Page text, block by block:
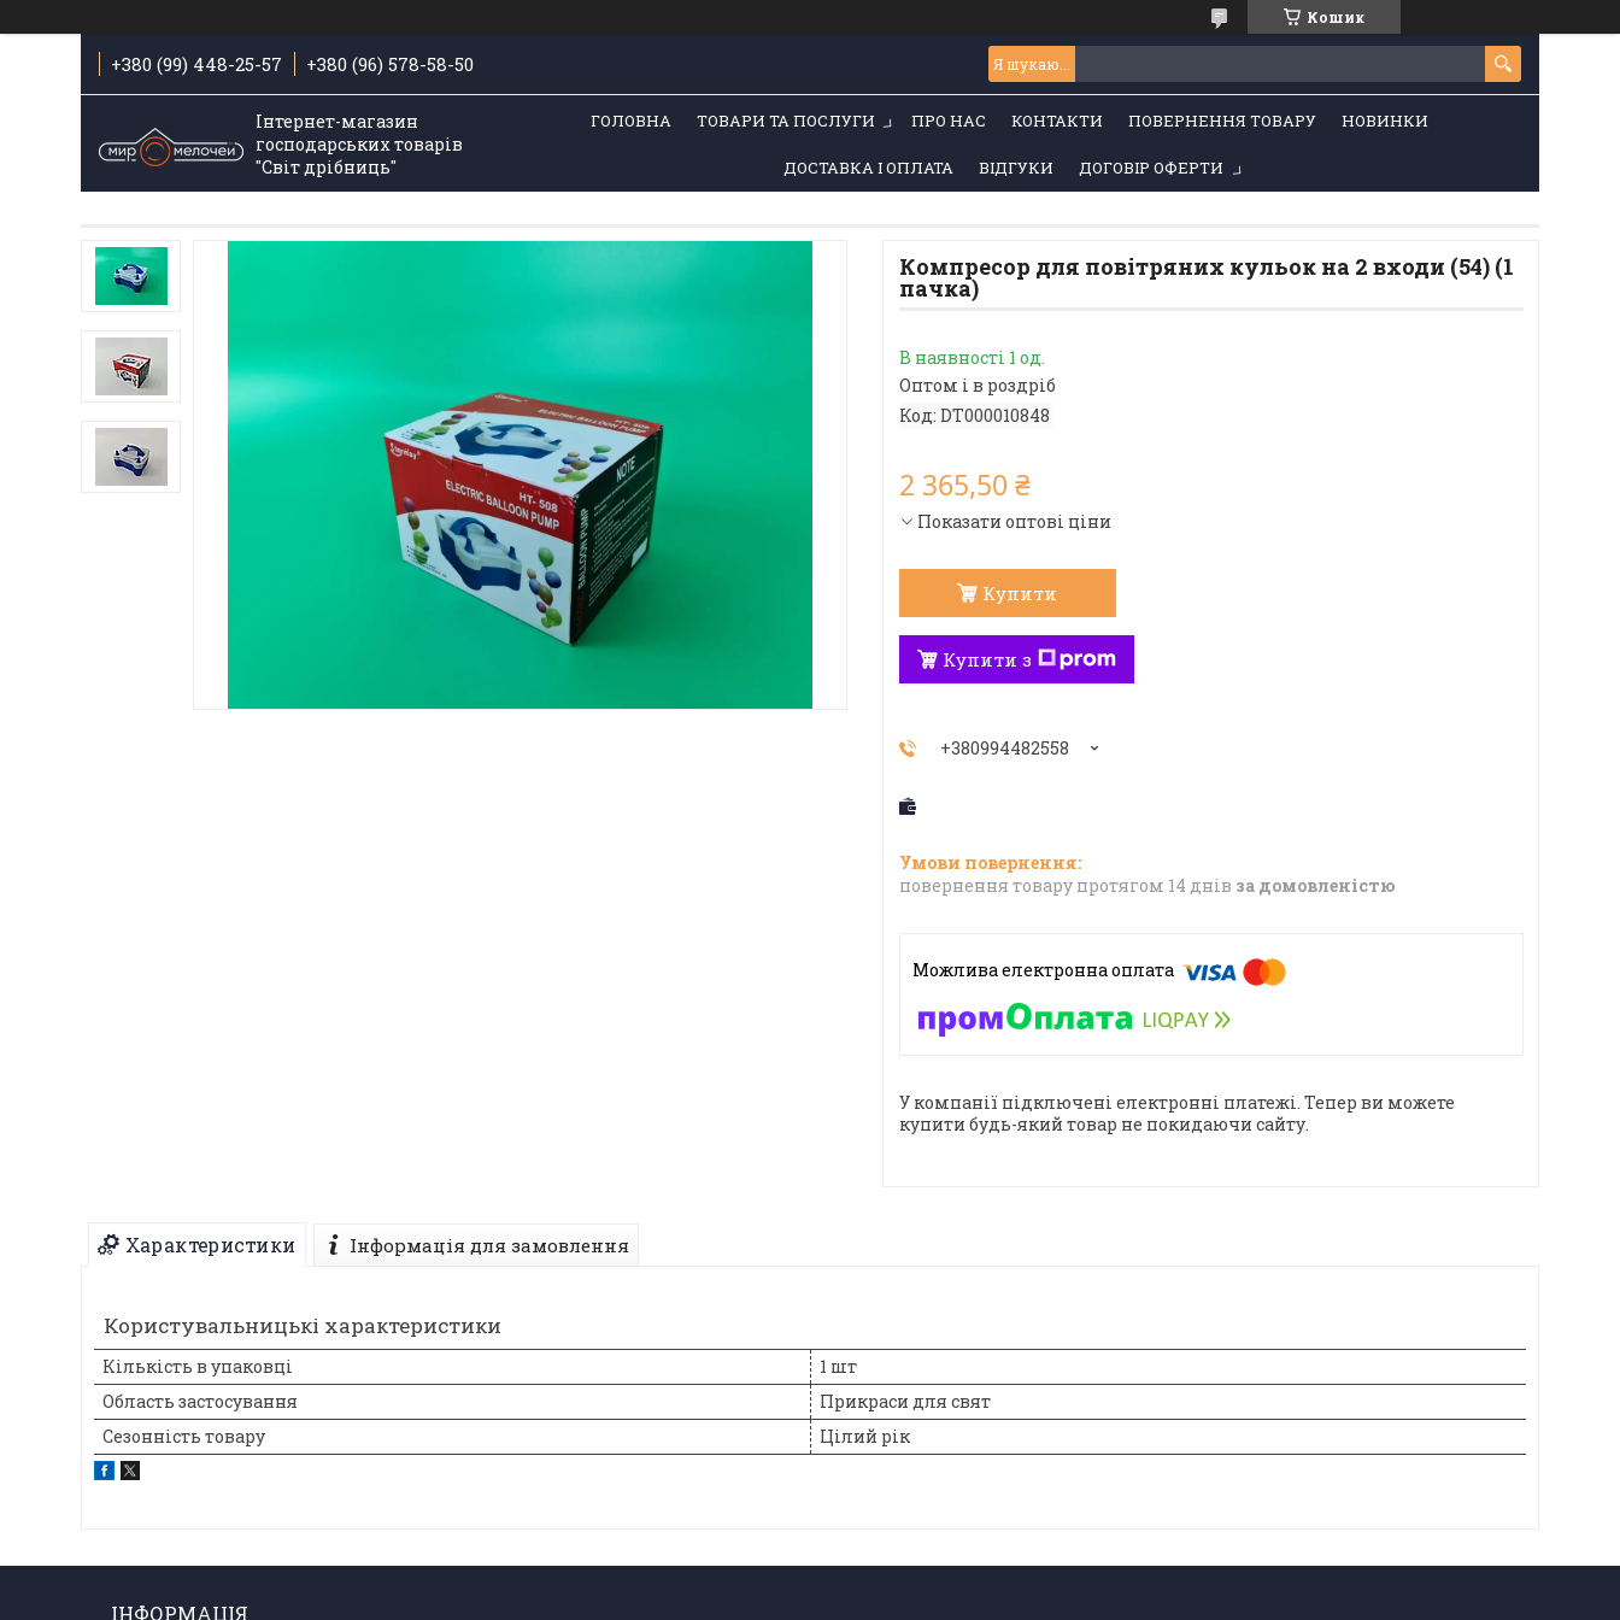
Кошик
+380 (99) 448-25-57 +380 (96) 578-58-50
Інтернет-магазин
господарських товарів
"Світ дрібниць"
ГОЛОВНА ТОВАРИ ТА ПОСЛУГИ ПРО НАС КОНТАКТИ ПОВЕРНЕННЯ ТОВАРУ НОВИНКИ
ДОСТАВКА І ОПЛАТА ВІДГУКИ ДОГОВІР ОФЕРТИ
Компресор для повітряних кульок на 2 входи (54) (1
пачка)
В наявності 1 од.
Оптом і в роздріб
Код: DT000010848
2 365,50 ₴
Показати оптові ціни
Купити
Купити з
+380994482558
повернення товару протягом 14 днів за домовленістю
У компанії підключені електронні платежі. Тепер ви можете
купити будь-який товар не покидаючи сайту.
Характеристики Інформація для замовлення
Користувальницькі характеристики
Кількість в упаковці
1 шт
Область застосування
Прикраси для свят
Сезонність товару
Цілий рік
ІНФОРМАЦІЯ